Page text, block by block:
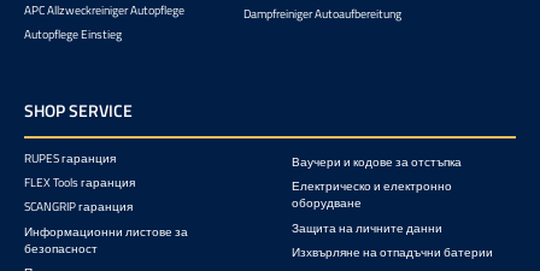
APC Allzweckreiniger Autopflege
Autopflege Einstieg
Dampfreiniger Autoaufbereitung
SHOP SERVICE
RUPES гаранция
FLEX Tools гаранция
SCANGRIP гаранция
Информационни листове за
безопасност
Ваучери и кодове за отстъпка
Електрическо и електронно
оборудване
Защита на личните данни
Изхвърляне на отпадъчни батерии